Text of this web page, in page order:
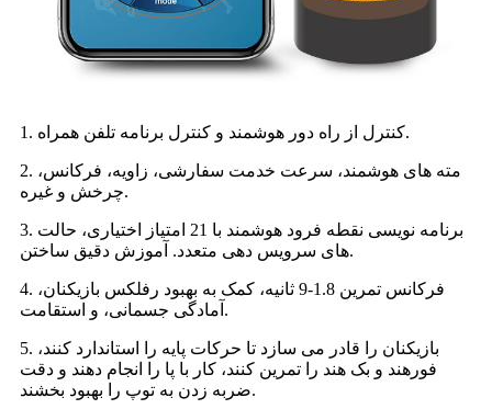
1. کنترل از راه دور هوشمند و کنترل برنامه تلفن همراه.
2. مته های هوشمند، سرعت خدمت سفارشی، زاویه، فرکانس،
چرخش و غیره.
3. برنامه نویسی نقطه فرود هوشمند با 21 امتیاز اختیاری، حالت
های سرویس دهی متعدد. آموزش دقیق ساختن.
4. فرکانس تمرین 1.8-9 ثانیه، کمک به بهبود رفلکس بازیکنان،
آمادگی جسمانی، و استقامت.
5. بازیکنان را قادر می سازد تا حرکات پایه را استاندارد کنند،
فورهند و بک هند را تمرین کنند، کار با پا را انجام دهند و دقت
ضربه زدن به توپ را بهبود بخشند.